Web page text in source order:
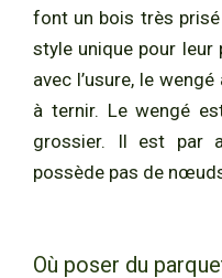
font un bois très prisé
style unique pour leur
avec l’usure, le
à ternir. Le wengé
grossier. Il est par
possède pas de
Où poser du